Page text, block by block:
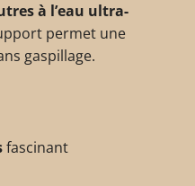
à l’eau ultra-
permet une
gaspillage.
fascinant